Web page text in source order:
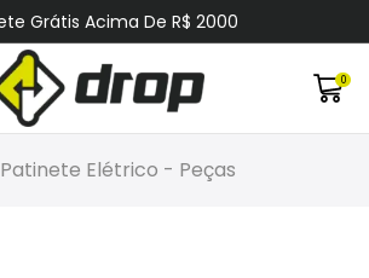
Grátis Acima De R$ 2000
0
Patinete Elétrico - Peças